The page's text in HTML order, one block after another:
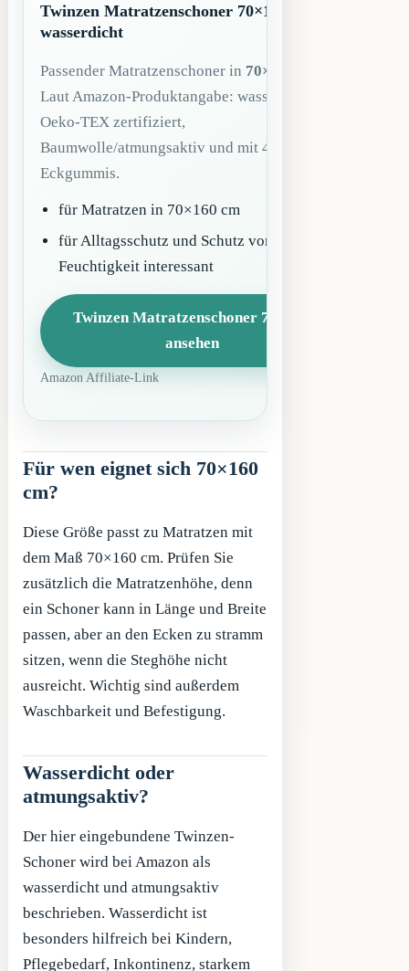
Twinzen Matratzenschoner 70×160
wasserdicht
Passender Matratzenschoner in 70×160 cm
Laut Amazon-Produktangabe: wasserdicht,
Oeko-TEX zertifiziert,
Baumwolle/atmungsaktiv und mit 4
Eckgummis.
für Matratzen in 70×160 cm
für Alltagsschutz und Schutz vor
Feuchtigkeit interessant
Twinzen Matratzenschoner 70×160
ansehen
Amazon Affiliate-Link
Für wen eignet sich 70×160
cm?
Diese Größe passt zu Matratzen mit
dem Maß 70×160 cm. Prüfen Sie
zusätzlich die Matratzenhöhe, denn
ein Schoner kann in Länge und Breite
passen, aber an den Ecken zu stramm
sitzen, wenn die Steghöhe nicht
ausreicht. Wichtig sind außerdem
Waschbarkeit und Befestigung.
Wasserdicht oder
atmungsaktiv?
Der hier eingebundene Twinzen-
Schoner wird bei Amazon als
wasserdicht und atmungsaktiv
beschrieben. Wasserdicht ist
besonders hilfreich bei Kindern,
Pflegebedarf, Inkontinenz, starkem